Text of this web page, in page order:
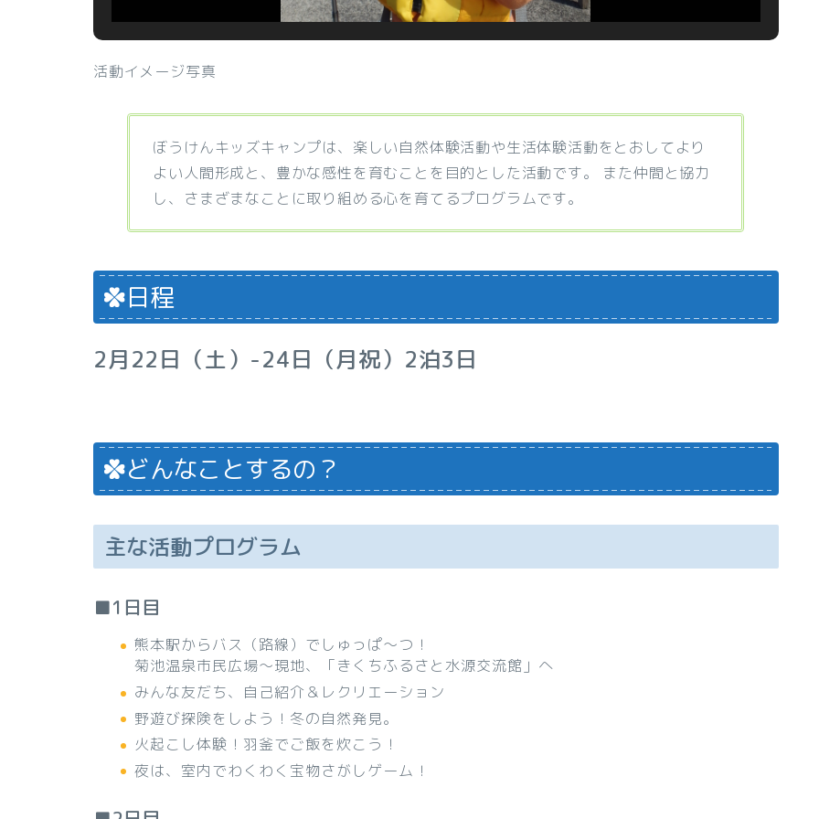
活動イメージ写真
ぼうけんキッズキャンプは、楽しい自然体験活動や生活体験活動をとおしてより
よい人間形成と、豊かな感性を育むことを目的とした活動です。 また仲間と協力
し、さまざまなことに取り組める心を育てるプログラムです。
日程
2月22日（土）-24日（月祝）2泊3日
どんなことするの？
主な活動プログラム
■1日目
熊本駅からバス（路線）でしゅっぱ～つ！
菊池温泉市民広場～現地、「きくちふるさと水源交流館」へ
みんな友だち、自己紹介＆レクリエーション
野遊び探険をしよう！冬の自然発見。
火起こし体験！羽釜でご飯を炊こう！
夜は、室内でわくわく宝物さがしゲーム！